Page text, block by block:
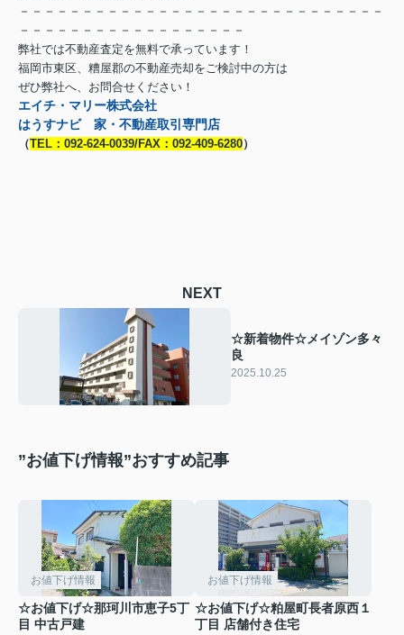
－－－－－－－－－－－－－－－－－－－－－－－－－－－－－
－－－－－－－－－－－－－－－－－－
弊社では不動産査定を無料で承っています！
福岡市東区、糟屋郡の不動産売却をご検討中の方は
ぜひ弊社へ、お問合せください！
エイチ・マリー株式会社
はうすナビ 家・不動産取引専門店
（TEL：092-624-0039/FAX：092-409-6280）
NEXT
☆新着物件☆メイゾン多々
良
2025.10.25
”お値下げ情報”おすすめ記事
お値下げ情報
☆お値下げ☆那珂川市恵子5丁
目 中古戸建
お値下げ情報
☆お値下げ☆粕屋町長者原西１
丁目 店舗付き住宅